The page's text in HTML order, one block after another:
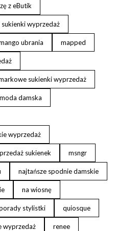
z eButik
sukienki wyprzedaż
ubrania mapped
sukienki wyprzedaż
moda damska
wyprzedaż
sukienek msngr
najtańsze spodnie damskie
na wiosnę
stylistki quiosque
wyprzedaż renee